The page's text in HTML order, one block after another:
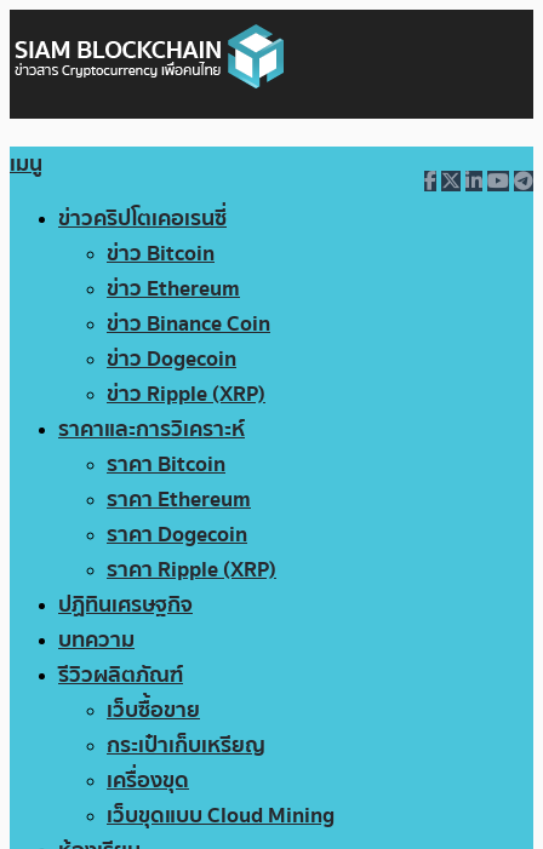
เมนู
ข่าวคริปโตเคอเรนซี่
ข่าว Bitcoin
ข่าว Ethereum
ข่าว Binance Coin
ข่าว Dogecoin
ข่าว Ripple (XRP)
ราคาและการวิเคราะห์
ราคา Bitcoin
ราคา Ethereum
ราคา Dogecoin
ราคา Ripple (XRP)
ปฏิทินเศรษฐกิจ
บทความ
รีวิวผลิตภัณฑ์
เว็บซื้อขาย
กระเป๋าเก็บเหรียญ
เครื่องขุด
เว็บขุดแบบ Cloud Mining